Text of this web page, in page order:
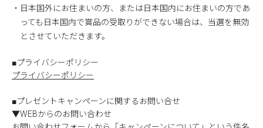
・日本国外にお住まいの方、または日本国内にお住まいの方であ
っても日本国内で賞品の受取りができない場合は、当選を無効
とさせていただきます。
■プライバシーポリシー
プライバシーポリシー
■プレゼントキャンペーンに関するお問い合せ
▼WEBからのお問い合わせ